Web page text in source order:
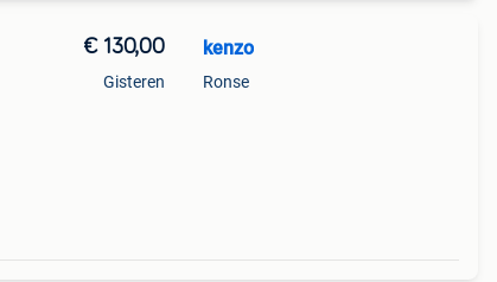
€ 130,00
Gisteren
kenzo
Ronse